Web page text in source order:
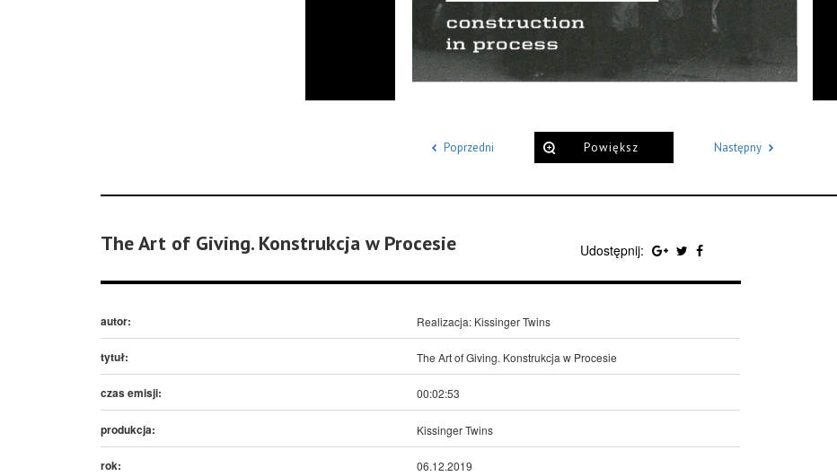
Poprzedni Powiększ Następny
The Art of Giving. Konstrukcja w Procesie Udostępnij:
autor: Realizacja: Kissinger Twins
tytuł: The Art of Giving. Konstrukcja w Procesie
czas emisji: 00:02:53
produkcja: Kissinger Twins
rok: 06.12.2019